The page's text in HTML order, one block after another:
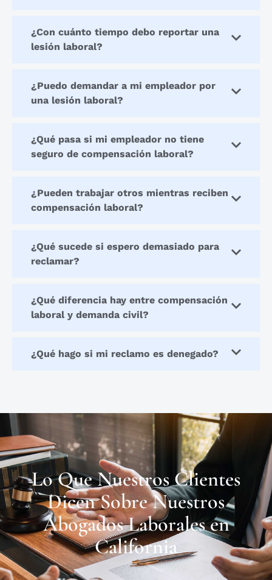
¿Con cuánto tiempo debo reportar una
lesión laboral?
¿Puedo demandar a mi empleador por
una lesión laboral?
¿Qué pasa si mi empleador no tiene
seguro de compensación laboral?
¿Pueden trabajar otros mientras reciben
compensación laboral?
¿Qué sucede si espero demasiado para
reclamar?
¿Qué diferencia hay entre compensación
laboral y demanda civil?
¿Qué hago si mi reclamo es denegado?
Lo Que Nuestros Clientes
Dicen Sobre Nuestros
Abogados Laborales en
California